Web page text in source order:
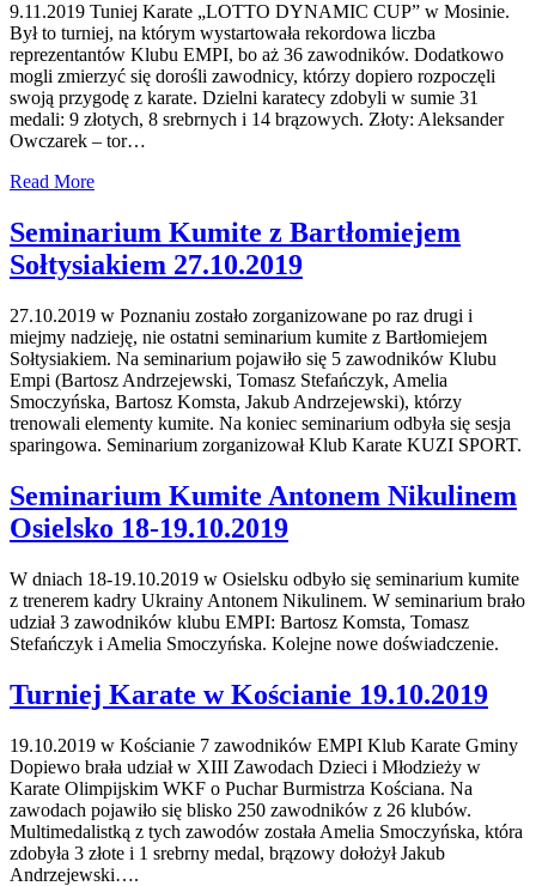
9.11.2019 Tuniej Karate „LOTTO DYNAMIC CUP” w Mosinie.
Był to turniej, na którym wystartowała rekordowa liczba
reprezentantów Klubu EMPI, bo aż 36 zawodników. Dodatkowo
mogli zmierzyć się dorośli zawodnicy, którzy dopiero rozpoczęli
swoją przygodę z karate. Dzielni karatecy zdobyli w sumie 31
medali: 9 złotych, 8 srebrnych i 14 brązowych. Złoty: Aleksander
Owczarek – tor…
Read More
Seminarium Kumite z Bartłomiejem
Sołtysiakiem 27.10.2019
27.10.2019 w Poznaniu zostało zorganizowane po raz drugi i
miejmy nadzieję, nie ostatni seminarium kumite z Bartłomiejem
Sołtysiakiem. Na seminarium pojawiło się 5 zawodników Klubu
Empi (Bartosz Andrzejewski, Tomasz Stefańczyk, Amelia
Smoczyńska, Bartosz Komsta, Jakub Andrzejewski), którzy
trenowali elementy kumite. Na koniec seminarium odbyła się sesja
sparingowa. Seminarium zorganizował Klub Karate KUZI SPORT.
Seminarium Kumite Antonem Nikulinem
Osielsko 18-19.10.2019
W dniach 18-19.10.2019 w Osielsku odbyło się seminarium kumite
z trenerem kadry Ukrainy Antonem Nikulinem. W seminarium brało
udział 3 zawodników klubu EMPI: Bartosz Komsta, Tomasz
Stefańczyk i Amelia Smoczyńska. Kolejne nowe doświadczenie.
Turniej Karate w Kościanie 19.10.2019
19.10.2019 w Kościanie 7 zawodników EMPI Klub Karate Gminy
Dopiewo brała udział w XIII Zawodach Dzieci i Młodzieży w
Karate Olimpijskim WKF o Puchar Burmistrza Kościana. Na
zawodach pojawiło się blisko 250 zawodników z 26 klubów.
Multimedalistką z tych zawodów została Amelia Smoczyńska, która
zdobyła 3 złote i 1 srebrny medal, brązowy dołożył Jakub
Andrzejewski….